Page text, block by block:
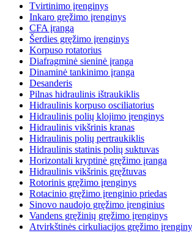
Tvirtinimo įrenginys
Inkaro gręžimo įrenginys
CFA įranga
Šerdies gręžimo įrenginys
Korpuso rotatorius
Diafragminė sieninė įranga
Dinaminė tankinimo įranga
Desanderis
Pilnas hidraulinis ištraukiklis
Hidraulinis korpuso osciliatorius
Hidraulinis polių klojimo įrenginys
Hidraulinis vikšrinis kranas
Hidraulinis polių pertraukiklis
Hidraulinis statinis polių suktuvas
Horizontali kryptinė gręžimo įranga
Hidraulinis vikšrinis gręžtuvas
Rotorinis gręžimo įrenginys
Rotacinio gręžimo įrenginio priedas
Sinovo naudojo gręžimo įrenginius
Vandens gręžinių gręžimo įrenginys
Atvirkštinės cirkuliacijos gręžimo